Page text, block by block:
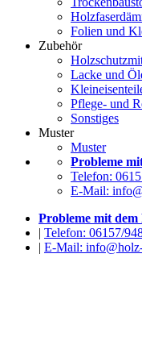
Folien und
Zubehör
Lacke und
Pflege- und
Sonstiges
Muster
Muster
Probleme
Telefon:
E-Mail:
Probleme mit dem
| Telefon: 06157/
| E-Mail: